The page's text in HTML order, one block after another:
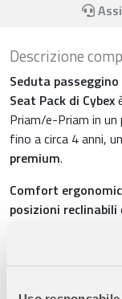
Descrizione
Seduta
Seat Pack di Cybex
Priam/e-Priam in
fino a circa 4 anni,
premium.
Comfort
posizioni reclinabili
postura corretta
passeggiate